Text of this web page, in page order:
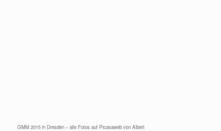
GMM 2015 in Dresden – alle Fotos auf Picasaweb von Albert